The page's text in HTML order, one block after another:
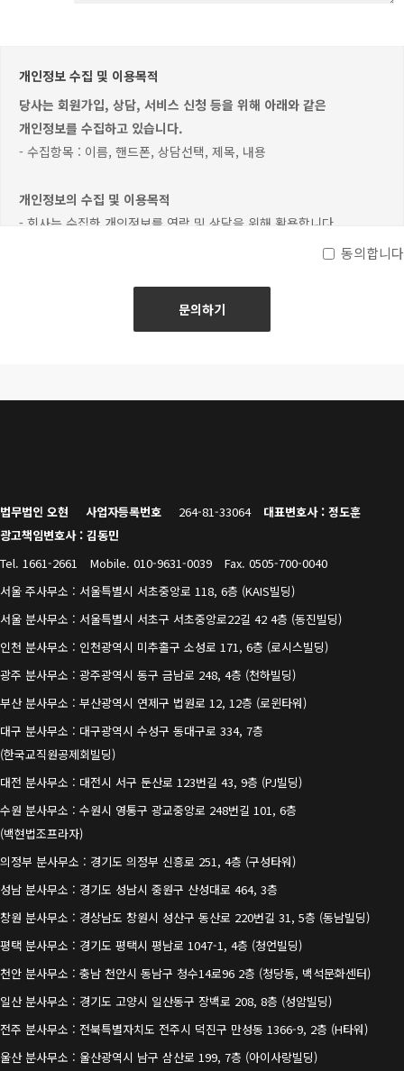
개인정보 수집 및 이용목적
당사는 회원가입, 상담, 서비스 신청 등을 위해 아래와 같은
개인정보를 수집하고 있습니다.
- 수집항목 : 이름, 핸드폰, 상담선택, 제목, 내용
개인정보의 수집 및 이용목적
- 회사는 수집한 개인정보를 연락 및 상담을 위해 활용합니다.
- 원칙적으로, 개인정보 수집 및 이용목적이 달성된 후에는 해당
동의합니다
법무법인 오현 사업자등록번호 264-81-33064
대표변호사 : 정도훈
광고책임변호사 : 김동민
Tel. 1661-2661
Mobile. 010-9631-0039
Fax. 0505-700-0040
서울 주사무소 : 서울특별시 서초중앙로 118, 6층 (KAIS빌딩)
서울 분사무소 : 서울특별시 서초구 서초중앙로22길 42 4층 (동진빌딩)
인천 분사무소 : 인천광역시 미추홀구 소성로 171, 6층 (로시스빌딩)
광주 분사무소 : 광주광역시 동구 금남로 248, 4층 (천하빌딩)
부산 분사무소 : 부산광역시 연제구 법원로 12, 12층 (로윈타워)
대구 분사무소 : 대구광역시 수성구 동대구로 334, 7층
(한국교직원공제회빌딩)
대전 분사무소 : 대전시 서구 둔산로 123번길 43, 9층 (PJ빌딩)
수원 분사무소 : 수원시 영통구 광교중앙로 248번길 101, 6층
(백현법조프라자)
의정부 분사무소 : 경기도 의정부 신흥로 251, 4층 (구성타워)
성남 분사무소 : 경기도 성남시 중원구 산성대로 464, 3층
창원 분사무소 : 경상남도 창원시 성산구 동산로 220번길 31, 5층 (동남빌딩)
평택 분사무소 : 경기도 평택시 평남로 1047-1, 4층 (청언빌딩)
천안 분사무소 : 충남 천안시 동남구 청수14로96 2층 (청당동, 백석문화센터)
일산 분사무소 : 경기도 고양시 일산동구 장백로 208, 8층 (성암빌딩)
전주 분사무소 : 전북특별자치도 전주시 덕진구 만성동 1366-9, 2층 (H타워)
울산 분사무소 : 울산광역시 남구 삼산로 199, 7층 (아이사랑빌딩)